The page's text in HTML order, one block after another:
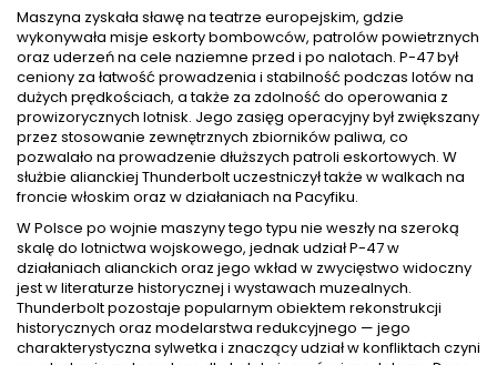
Maszyna zyskała sławę na teatrze europejskim, gdzie
wykonywała misje eskorty bombowców, patrolów powietrznych
oraz uderzeń na cele naziemne przed i po nalotach. P-47 był
ceniony za łatwość prowadzenia i stabilność podczas lotów na
dużych prędkościach, a także za zdolność do operowania z
prowizorycznych lotnisk. Jego zasięg operacyjny był zwiększany
przez stosowanie zewnętrznych zbiorników paliwa, co
pozwalało na prowadzenie dłuższych patroli eskortowych. W
służbie alianckiej Thunderbolt uczestniczył także w walkach na
froncie włoskim oraz w działaniach na Pacyfiku.
W Polsce po wojnie maszyny tego typu nie weszły na szeroką
skalę do lotnictwa wojskowego, jednak udział P-47 w
działaniach alianckich oraz jego wkład w zwycięstwo widoczny
jest w literaturze historycznej i wystawach muzealnych.
Thunderbolt pozostaje popularnym obiektem rekonstrukcji
historycznych oraz modelarstwa redukcyjnego — jego
charakterystyczna sylwetka i znaczący udział w konfliktach czyni